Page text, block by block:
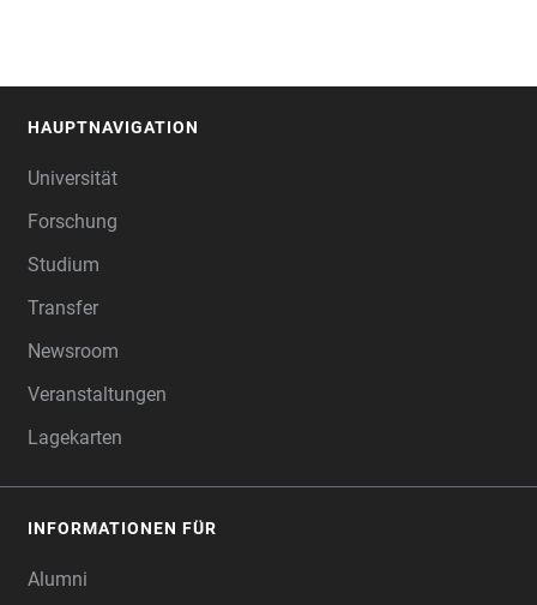
HAUPTNAVIGATION
Universität
Forschung
Studium
Transfer
Newsroom
Veranstaltungen
Lagekarten
INFORMATIONEN FÜR
Alumni